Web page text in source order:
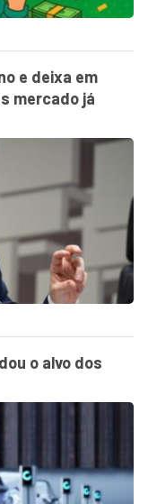
e deixa em
mercado já
o alvo dos